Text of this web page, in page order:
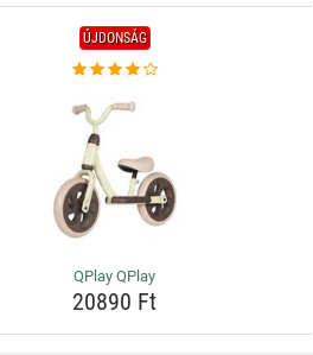
ÚJDONSÁG
QPlay QPlay
20890 Ft